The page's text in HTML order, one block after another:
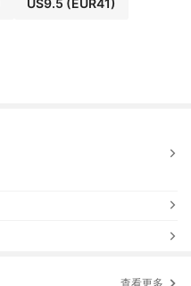
US9.5 (EUR41)
查看更多